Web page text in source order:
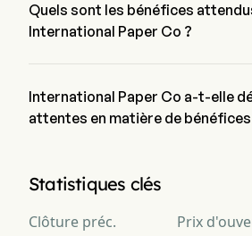
Quels sont les bénéfices
International Paper Co ?
International Paper Co a-t-elle
attentes en matière de bénéfices
Statistiques clés
Clôture préc. Prix